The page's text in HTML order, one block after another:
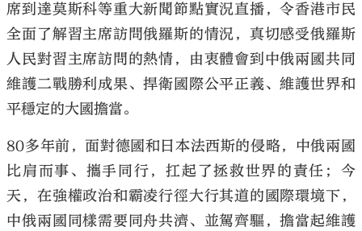
席到達莫斯科等重大新聞節點實況直播，令香港市民
全面了解習主席訪問俄羅斯的情況，真切感受俄羅斯
人民對習主席訪問的熱情，由衷體會到中俄兩國共同
維護二戰勝利成果、捍衛國際公平正義、維護世界和
平穩定的大國擔當。
80多年前，面對德國和日本法西斯的侵略，中俄兩國
比肩而事、攜手同行，扛起了拯救世界的責任；今
天，在強權政治和霸凌行徑大行其道的國際環境下，
中俄兩國同樣需要同舟共濟、並駕齊驅，擔當起維護